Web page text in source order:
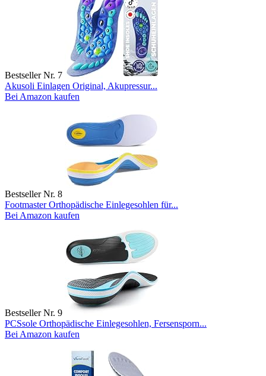
Bestseller Nr. 7
Akusoli Einlagen Original, Akupressur...
Bei Amazon kaufen
Bestseller Nr. 8
Footmaster Orthopädische Einlegesohlen für...
Bei Amazon kaufen
Bestseller Nr. 9
PCSsole Orthopädische Einlegesohlen, Fersensporn...
Bei Amazon kaufen